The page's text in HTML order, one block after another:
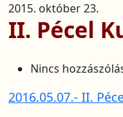
2015. október 23.
II. Pécel
Nincs
2016.05.07.- II.